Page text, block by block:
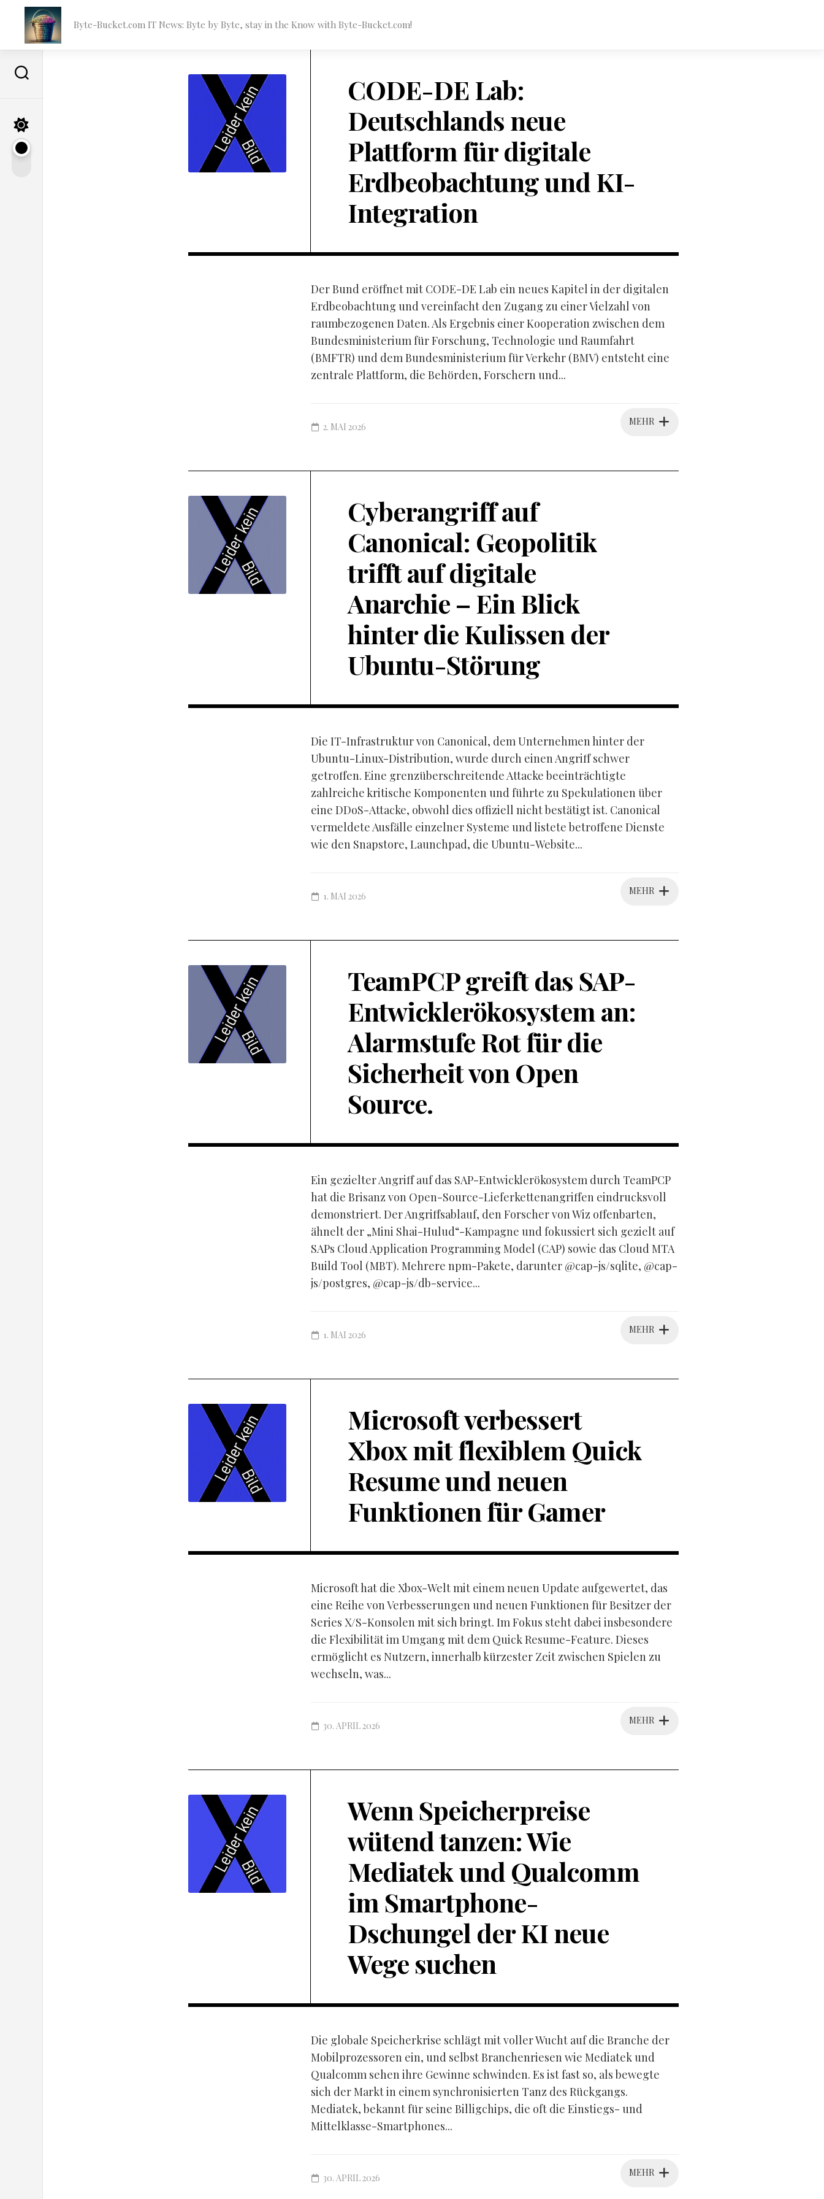
content
Byte-Bucket.com IT News: Byte by Byte, stay in the Know with Byte-Bucket.com!
CODE-DE Lab:
Deutschlands neue
Plattform für digitale
Erdbeobachtung und KI-
Integration
Der Bund eröffnet mit CODE-DE Lab ein neues Kapitel in der digitalen
Erdbeobachtung und vereinfacht den Zugang zu einer Vielzahl von
raumbezogenen Daten. Als Ergebnis einer Kooperation zwischen dem
Bundesministerium für Forschung, Technologie und Raumfahrt
(BMFTR) und dem Bundesministerium für Verkehr (BMV) entsteht eine
zentrale Plattform, die Behörden, Forschern und...
MEHR
2. MAI 2026
Cyberangriff auf
Canonical: Geopolitik
trifft auf digitale
Anarchie – Ein Blick
hinter die Kulissen der
Ubuntu-Störung
Die IT-Infrastruktur von Canonical, dem Unternehmen hinter der
Ubuntu-Linux-Distribution, wurde durch einen Angriff schwer
getroffen. Eine grenzüberschreitende Attacke beeinträchtigte
zahlreiche kritische Komponenten und führte zu Spekulationen über
eine DDoS-Attacke, obwohl dies offiziell nicht bestätigt ist. Canonical
vermeldete Ausfälle einzelner Systeme und listete betroffene Dienste
wie den Snapstore, Launchpad, die Ubuntu-Website...
MEHR
1. MAI 2026
TeamPCP greift das SAP-
Entwicklerökosystem an:
Alarmstufe Rot für die
Sicherheit von Open
Source.
Ein gezielter Angriff auf das SAP-Entwicklerökosystem durch TeamPCP
hat die Brisanz von Open-Source-Lieferkettenangriffen eindrucksvoll
demonstriert. Der Angriffsablauf, den Forscher von Wiz offenbarten,
ähnelt der „Mini Shai-Hulud“-Kampagne und fokussiert sich gezielt auf
SAPs Cloud Application Programming Model (CAP) sowie das Cloud MTA
Build Tool (MBT). Mehrere npm-Pakete, darunter @cap-js/sqlite, @cap-
js/postgres, @cap-js/db-service...
MEHR
1. MAI 2026
Microsoft verbessert
Xbox mit flexiblem Quick
Resume und neuen
Funktionen für Gamer
Microsoft hat die Xbox-Welt mit einem neuen Update aufgewertet, das
eine Reihe von Verbesserungen und neuen Funktionen für Besitzer der
Series X/S-Konsolen mit sich bringt. Im Fokus steht dabei insbesondere
die Flexibilität im Umgang mit dem Quick Resume-Feature. Dieses
ermöglicht es Nutzern, innerhalb kürzester Zeit zwischen Spielen zu
wechseln, was...
MEHR
30. APRIL 2026
Wenn Speicherpreise
wütend tanzen: Wie
Mediatek und Qualcomm
im Smartphone-
Dschungel der KI neue
Wege suchen
Die globale Speicherkrise schlägt mit voller Wucht auf die Branche der
Mobilprozessoren ein, und selbst Branchenriesen wie Mediatek und
Qualcomm sehen ihre Gewinne schwinden. Es ist fast so, als bewegte
sich der Markt in einem synchronisierten Tanz des Rückgangs.
Mediatek, bekannt für seine Billigchips, die oft die Einstiegs- und
Mittelklasse-Smartphones...
MEHR
30. APRIL 2026